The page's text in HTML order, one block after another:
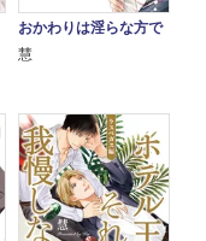
おかわりは淫らな方で
慧